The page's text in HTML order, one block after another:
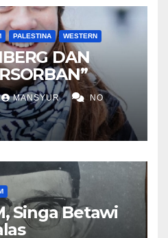
PALESTINA WESTERN
DAN
MANSYUR NO
Singa Betawi